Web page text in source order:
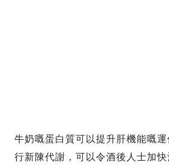
牛奶嘅蛋白質可以提升肝機能嘅
行新陳代謝，可以令酒後人士加